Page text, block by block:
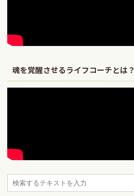
魂を覚醒させるライフコーチとは？